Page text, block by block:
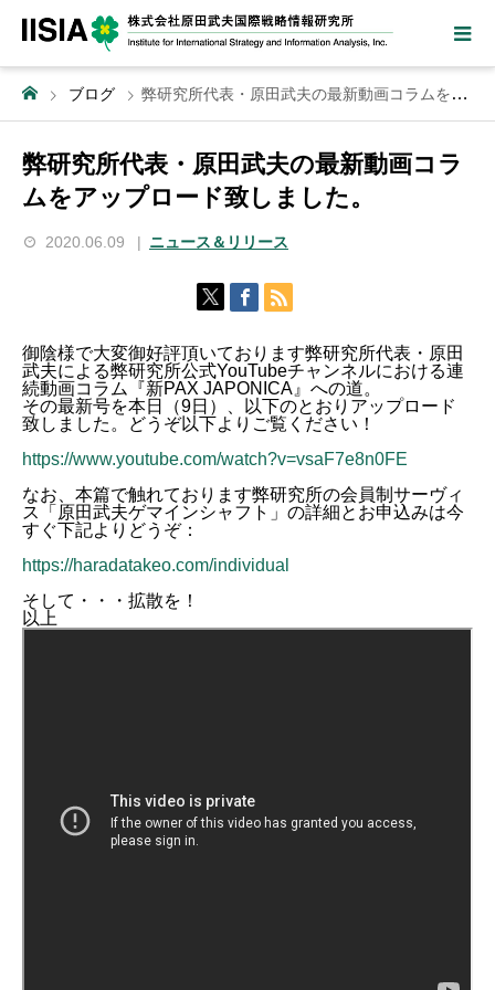
ブログ 弊研究所代表・原田武夫の最新動画コラムをアップロード致しました。
弊研究所代表・原田武夫の最新動画コラ
ムをアップロード致しました。
2020.06.09 ニュース＆リリース
御陰様で大変御好評頂いております弊研究所代表・原田
武夫による弊研究所公式YouTubeチャンネルにおける連
続動画コラム『新PAX JAPONICA』への道。
その最新号を本日（9日）、以下のとおりアップロード
致しました。どうぞ以下よりご覧ください！
https://www.youtube.com/watch?v=vsaF7e8n0FE
なお、本篇で触れております弊研究所の会員制サーヴィ
ス「原田武夫ゲマインシャフト」の詳細とお申込みは今
すぐ下記よりどうぞ：
https://haradatakeo.com/individual
そして・・・拡散を！
以上